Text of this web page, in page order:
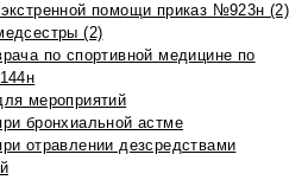
экстренной помощи приказ №923н (2)
(2)
по спортивной медицине по
мероприятий
бронхиальной астме
отравлении дезсредствами